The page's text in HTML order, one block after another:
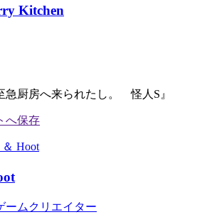
Kitchen
急厨房へ来られたし。 怪人S』
ームクリエイター